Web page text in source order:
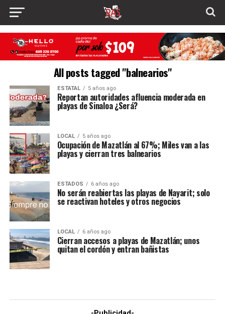
All posts tagged "balnearios"
ESTATAL 5 años ago
Reportan autoridades afluencia moderada en
playas de Sinaloa ¿Será?
LOCAL 5 años ago
Ocupación de Mazatlán al 67%; Miles van a las
playas y cierran tres balnearios
ESTADOS 6 años ago
No serán reabiertas las playas de Nayarit; solo
se reactivan hoteles y otros negocios
LOCAL 6 años ago
Cierran accesos a playas de Mazatlán; unos
quitan el cordón y entran bañistas